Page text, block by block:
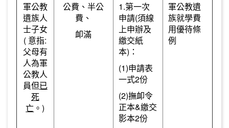
軍公教
遺族人
士子女
( 意指:
父母有
人為軍
公教人
員但已
死
亡 。)
公費、半公
費、
卹滿
1.第一次
申請(須線
上申辦及
繳交紙
本)：
(1)申請表
一式2份
(2)撫卹令
正本&繳交
影本2份
軍公教遺
族就學費
用優待條
例